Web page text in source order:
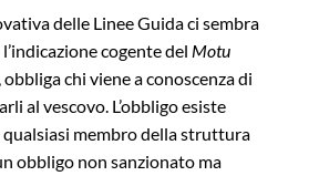
delle Linee Guida ci sembra
cogente del Motu
obbliga chi viene a conoscenza di
al vescovo. L’obbligo esiste
qualsiasi membro della struttura
obbligo non sanzionato ma